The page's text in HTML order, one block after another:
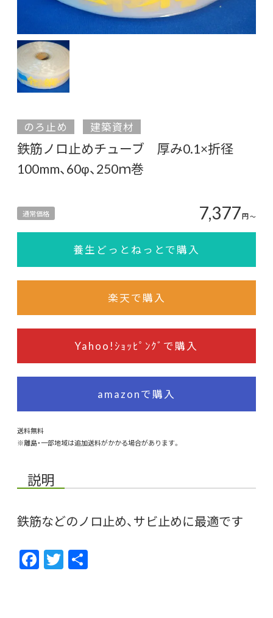
のろ止め 建築資材
鉄筋ノロ止めチューブ 厚み0.1×折径
100mm、60φ、250ｍ巻
通常価格 7,377円〜
養生どっとねっとで購入
楽天で購入
Yahoo!ｼｮｯﾋﾟﾝｸﾞで購入
amazonで購入
送料無料
※離島・一部地域は追加送料がかかる場合があります。
説明
鉄筋などのノロ止め、サビ止めに最適です
F
ac
T
w